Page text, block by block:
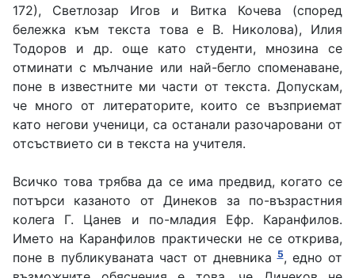
172), Светлозар Игов и Витка Кочева (според
бележка към текста това е В. Николова), Илия
Тодоров и др. още като студенти, мнозина се
отминати с мълчание или най-бегло споменаване,
поне в известните ми части от текста. Допускам,
че много от литераторите, които се възприемат
като негови ученици, са останали разочаровани от
отсъствието си в текста на учителя.
Всичко това трябва да се има предвид, когато се
потърси казаното от Динеков за по-възрастния
колега Г. Цанев и по-младия Ефр. Каранфилов.
Името на Каранфилов практически не се открива,
поне в публикуваната част от дневника 5, едно от